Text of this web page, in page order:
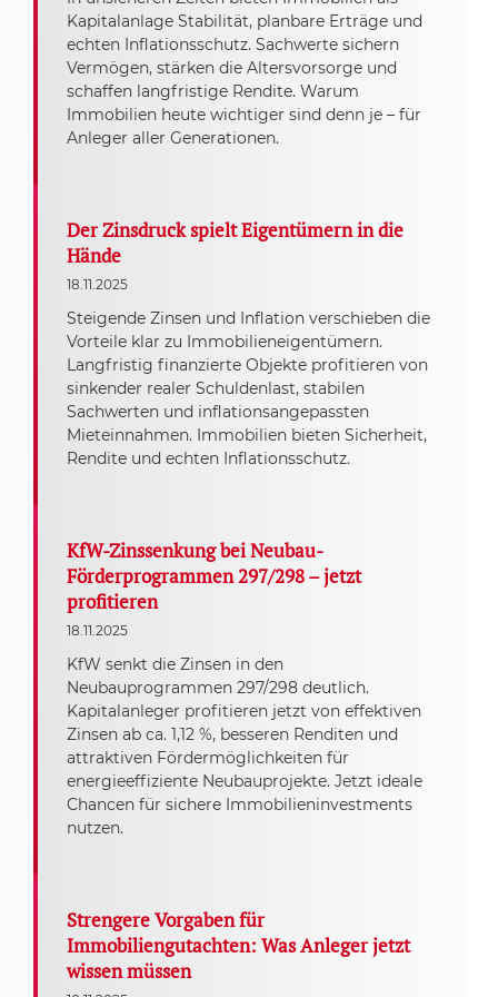
Kapitalanlage Stabilität, planbare Erträge und
echten Inflationsschutz. Sachwerte sichern
Vermögen, stärken die Altersvorsorge und
schaffen langfristige Rendite. Warum
Immobilien heute wichtiger sind denn je – für
Anleger aller Generationen.
Der Zinsdruck spielt Eigentümern in die
Hände
18.11.2025
Steigende Zinsen und Inflation verschieben die
Vorteile klar zu Immobilieneigentümern.
Langfristig finanzierte Objekte profitieren von
sinkender realer Schuldenlast, stabilen
Sachwerten und inflationsangepassten
Mieteinnahmen. Immobilien bieten Sicherheit,
Rendite und echten Inflationsschutz.
KfW-Zinssenkung bei Neubau-
Förderprogrammen 297/298 – jetzt
profitieren
18.11.2025
KfW senkt die Zinsen in den
Neubauprogrammen 297/298 deutlich.
Kapitalanleger profitieren jetzt von effektiven
Zinsen ab ca. 1,12 %, besseren Renditen und
attraktiven Fördermöglichkeiten für
energieeffiziente Neubauprojekte. Jetzt ideale
Chancen für sichere Immobilieninvestments
nutzen.
Strengere Vorgaben für
Immobiliengutachten: Was Anleger jetzt
wissen müssen